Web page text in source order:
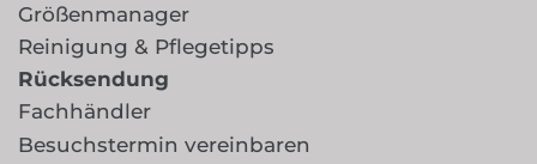
Größenmanager
Reinigung & Pflegetipps
Rücksendung
Fachhändler
Besuchstermin vereinbaren